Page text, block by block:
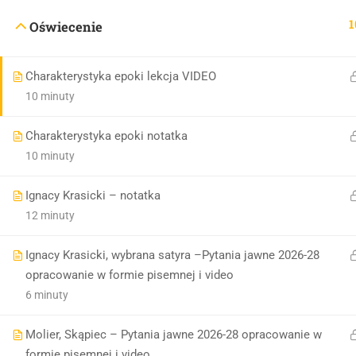
Oświecenie
Charakterystyka epoki lekcja VIDEO
10 minuty
Charakterystyka epoki notatka
10 minuty
Ignacy Krasicki – notatka
12 minuty
Ignacy Krasicki, wybrana satyra –Pytania jawne 2026-28
opracowanie w formie pisemnej i video
6 minuty
Molier, Skąpiec – Pytania jawne 2026-28 opracowanie w